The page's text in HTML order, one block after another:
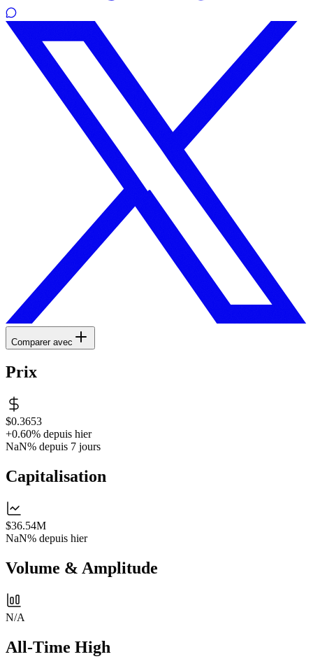
Comparer avec
Prix
$0.3653
+0.60% depuis hier
NaN% depuis 7 jours
Capitalisation
$36.54M
NaN% depuis hier
Volume & Amplitude
N/A
All-Time High